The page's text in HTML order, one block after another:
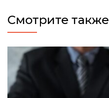
Смотрите также